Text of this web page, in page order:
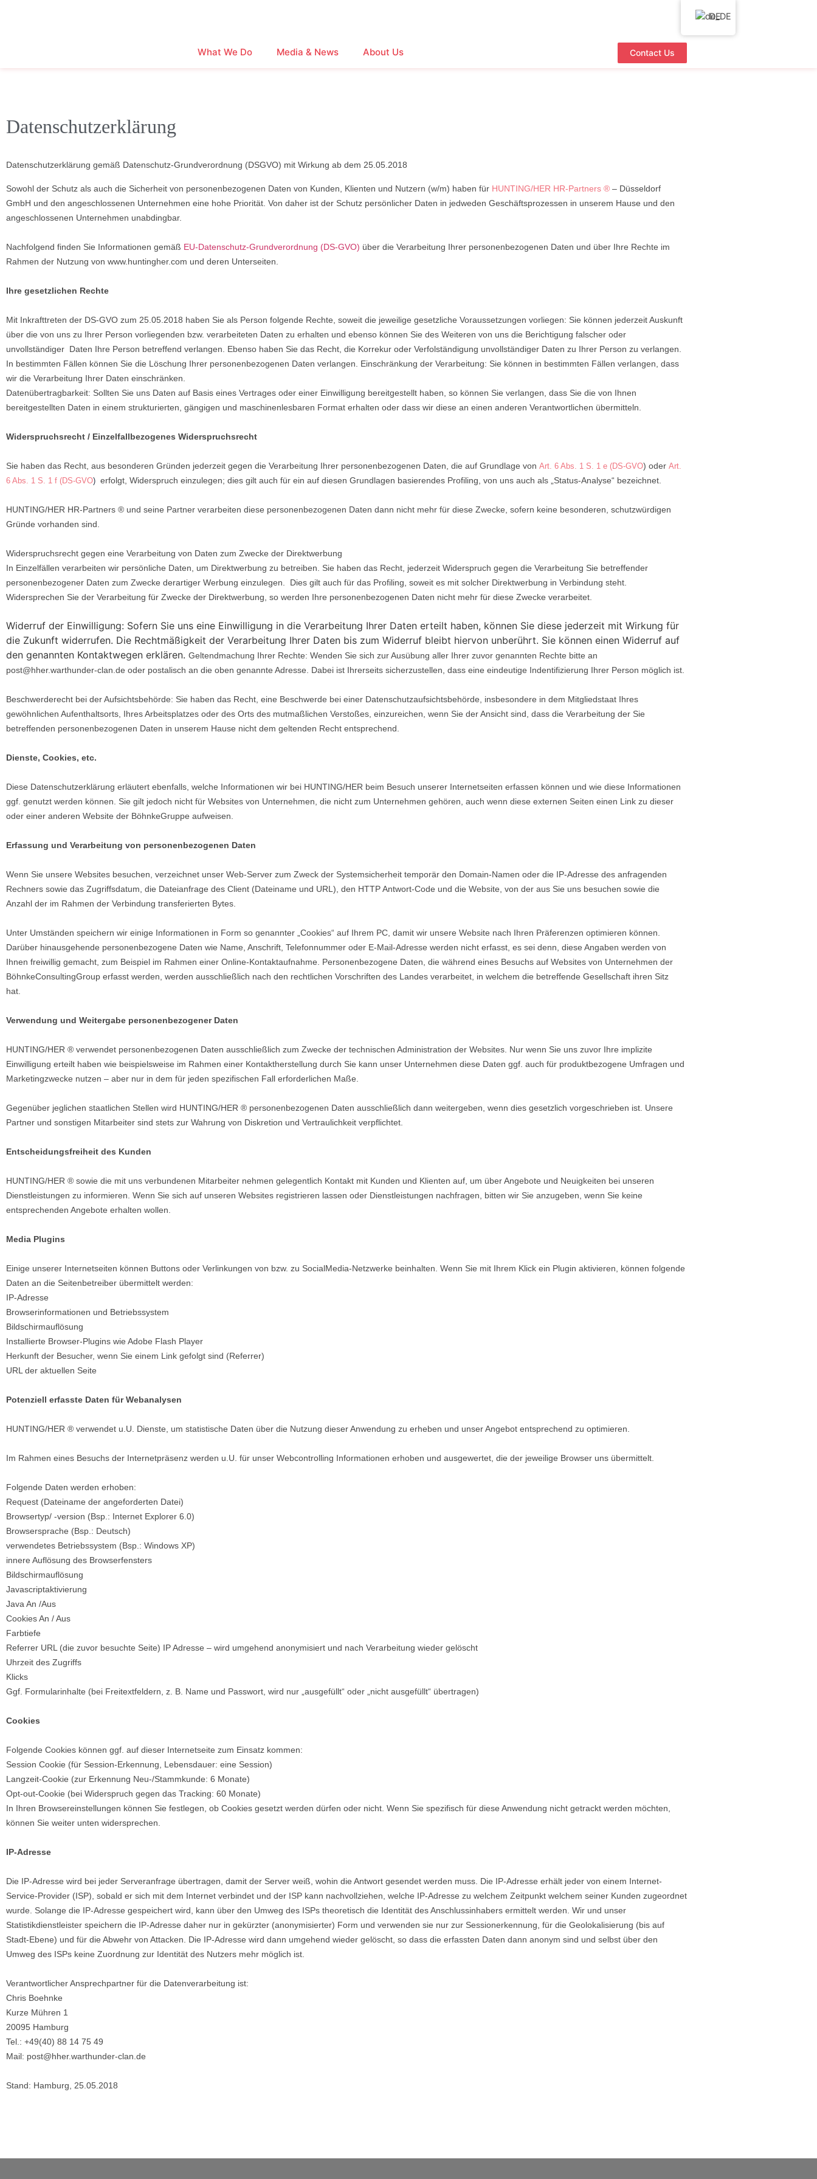
What We Do Media & News About Us Contact Us
Datenschutzerklärung
Datenschutzerklärung gemäß Datenschutz-Grundverordnung (DSGVO) mit Wirkung ab dem 25.05.2018
Sowohl der Schutz als auch die Sicherheit von personenbezogenen Daten von Kunden, Klienten und Nutzern (w/m) haben für HUNTING/HER HR-Partners ® – Düsseldorf
GmbH und den angeschlossenen Unternehmen eine hohe Priorität. Von daher ist der Schutz persönlicher Daten in jedweden Geschäftsprozessen in unserem Hause und den
angeschlossenen Unternehmen unabdingbar.
Nachfolgend finden Sie Informationen gemäß EU-Datenschutz-Grundverordnung (DS-GVO) über die Verarbeitung Ihrer personenbezogenen Daten und über Ihre Rechte im
Rahmen der Nutzung von www.huntingher.com und deren Unterseiten.
Ihre gesetzlichen Rechte
Mit Inkrafttreten der DS-GVO zum 25.05.2018 haben Sie als Person folgende Rechte, soweit die jeweilige gesetzliche Voraussetzungen vorliegen: Sie können jederzeit Auskunft
über die von uns zu Ihrer Person vorliegenden bzw. verarbeiteten Daten zu erhalten und ebenso können Sie des Weiteren von uns die Berichtigung falscher oder
unvollständiger Daten Ihre Person betreffend verlangen. Ebenso haben Sie das Recht, die Korrekur oder Verfolständigung unvollständiger Daten zu Ihrer Person zu verlangen.
In bestimmten Fällen können Sie die Löschung Ihrer personenbezogenen Daten verlangen. Einschränkung der Verarbeitung: Sie können in bestimmten Fällen verlangen, dass
wir die Verarbeitung Ihrer Daten einschränken.
Datenübertragbarkeit: Sollten Sie uns Daten auf Basis eines Vertrages oder einer Einwilligung bereitgestellt haben, so können Sie verlangen, dass Sie die von Ihnen
bereitgestellten Daten in einem strukturierten, gängigen und maschinenlesbaren Format erhalten oder dass wir diese an einen anderen Verantwortlichen übermitteln.
Widerspruchsrecht / Einzelfallbezogenes Widerspruchsrecht
Sie haben das Recht, aus besonderen Gründen jederzeit gegen die Verarbeitung Ihrer personenbezogenen Daten, die auf Grundlage von Art. 6 Abs. 1 S. 1 e (DS-GVO) oder Art.
6 Abs. 1 S. 1 f (DS-GVO) erfolgt, Widerspruch einzulegen; dies gilt auch für ein auf diesen Grundlagen basierendes Profiling, von uns auch als „Status-Analyse“ bezeichnet.
HUNTING/HER HR-Partners ® und seine Partner verarbeiten diese personenbezogenen Daten dann nicht mehr für diese Zwecke, sofern keine besonderen, schutzwürdigen
Gründe vorhanden sind.
Widerspruchsrecht gegen eine Verarbeitung von Daten zum Zwecke der Direktwerbung
In Einzelfällen verarbeiten wir persönliche Daten, um Direktwerbung zu betreiben. Sie haben das Recht, jederzeit Widerspruch gegen die Verarbeitung Sie betreffender
personenbezogener Daten zum Zwecke derartiger Werbung einzulegen. Dies gilt auch für das Profiling, soweit es mit solcher Direktwerbung in Verbindung steht.
Widersprechen Sie der Verarbeitung für Zwecke der Direktwerbung, so werden Ihre personenbezogenen Daten nicht mehr für diese Zwecke verarbeitet.
Widerruf der Einwilligung: Sofern Sie uns eine Einwilligung in die Verarbeitung Ihrer Daten erteilt haben, können Sie diese jederzeit mit Wirkung für
die Zukunft widerrufen. Die Rechtmäßigkeit der Verarbeitung Ihrer Daten bis zum Widerruf bleibt hiervon unberührt. Sie können einen Widerruf auf
den genannten Kontaktwegen erklären. Geltendmachung Ihrer Rechte: Wenden Sie sich zur Ausübung aller Ihrer zuvor genannten Rechte bitte an
post@hher.warthunder-clan.de oder postalisch an die oben genannte Adresse. Dabei ist Ihrerseits sicherzustellen, dass eine eindeutige Indentifizierung Ihrer Person möglich ist.
Beschwerderecht bei der Aufsichtsbehörde: Sie haben das Recht, eine Beschwerde bei einer Datenschutzaufsichtsbehörde, insbesondere in dem Mitgliedstaat Ihres
gewöhnlichen Aufenthaltsorts, Ihres Arbeitsplatzes oder des Orts des mutmaßlichen Verstoßes, einzureichen, wenn Sie der Ansicht sind, dass die Verarbeitung der Sie
betreffenden personenbezogenen Daten in unserem Hause nicht dem geltenden Recht entsprechend.
Dienste, Cookies, etc.
Diese Datenschutzerklärung erläutert ebenfalls, welche Informationen wir bei HUNTING/HER beim Besuch unserer Internetseiten erfassen können und wie diese Informationen
ggf. genutzt werden können. Sie gilt jedoch nicht für Websites von Unternehmen, die nicht zum Unternehmen gehören, auch wenn diese externen Seiten einen Link zu dieser
oder einer anderen Website der BöhnkeGruppe aufweisen.
Erfassung und Verarbeitung von personenbezogenen Daten
Wenn Sie unsere Websites besuchen, verzeichnet unser Web-Server zum Zweck der Systemsicherheit temporär den Domain-Namen oder die IP-Adresse des anfragenden
Rechners sowie das Zugriffsdatum, die Dateianfrage des Client (Dateiname und URL), den HTTP Antwort-Code und die Website, von der aus Sie uns besuchen sowie die
Anzahl der im Rahmen der Verbindung transferierten Bytes.
Unter Umständen speichern wir einige Informationen in Form so genannter „Cookies“ auf Ihrem PC, damit wir unsere Website nach Ihren Präferenzen optimieren können.
Darüber hinausgehende personenbezogene Daten wie Name, Anschrift, Telefonnummer oder E-Mail-Adresse werden nicht erfasst, es sei denn, diese Angaben werden von
Ihnen freiwillig gemacht, zum Beispiel im Rahmen einer Online-Kontaktaufnahme. Personenbezogene Daten, die während eines Besuchs auf Websites von Unternehmen der
BöhnkeConsultingGroup erfasst werden, werden ausschließlich nach den rechtlichen Vorschriften des Landes verarbeitet, in welchem die betreffende Gesellschaft ihren Sitz
hat.
Verwendung und Weitergabe personenbezogener Daten
HUNTING/HER ® verwendet personenbezogenen Daten ausschließlich zum Zwecke der technischen Administration der Websites. Nur wenn Sie uns zuvor Ihre implizite
Einwilligung erteilt haben wie beispielsweise im Rahmen einer Kontaktherstellung durch Sie kann unser Unternehmen diese Daten ggf. auch für produktbezogene Umfragen und
Marketingzwecke nutzen – aber nur in dem für jeden spezifischen Fall erforderlichen Maße.
Gegenüber jeglichen staatlichen Stellen wird HUNTING/HER ® personenbezogenen Daten ausschließlich dann weitergeben, wenn dies gesetzlich vorgeschrieben ist. Unsere
Partner und sonstigen Mitarbeiter sind stets zur Wahrung von Diskretion und Vertraulichkeit verpflichtet.
Entscheidungsfreiheit des Kunden
HUNTING/HER ® sowie die mit uns verbundenen Mitarbeiter nehmen gelegentlich Kontakt mit Kunden und Klienten auf, um über Angebote und Neuigkeiten bei unseren
Dienstleistungen zu informieren. Wenn Sie sich auf unseren Websites registrieren lassen oder Dienstleistungen nachfragen, bitten wir Sie anzugeben, wenn Sie keine
entsprechenden Angebote erhalten wollen.
Media Plugins
Einige unserer Internetseiten können Buttons oder Verlinkungen von bzw. zu SocialMedia-Netzwerke beinhalten. Wenn Sie mit Ihrem Klick ein Plugin aktivieren, können folgende
Daten an die Seitenbetreiber übermittelt werden:
IP-Adresse
Browserinformationen und Betriebssystem
Bildschirmauflösung
Installierte Browser-Plugins wie Adobe Flash Player
Herkunft der Besucher, wenn Sie einem Link gefolgt sind (Referrer)
URL der aktuellen Seite
Potenziell erfasste Daten für Webanalysen
HUNTING/HER ® verwendet u.U. Dienste, um statistische Daten über die Nutzung dieser Anwendung zu erheben und unser Angebot entsprechend zu optimieren.
Im Rahmen eines Besuchs der Internetpräsenz werden u.U. für unser Webcontrolling Informationen erhoben und ausgewertet, die der jeweilige Browser uns übermittelt.
Folgende Daten werden erhoben:
Request (Dateiname der angeforderten Datei)
Browsertyp/ -version (Bsp.: Internet Explorer 6.0)
Browsersprache (Bsp.: Deutsch)
verwendetes Betriebssystem (Bsp.: Windows XP)
innere Auflösung des Browserfensters
Bildschirmauflösung
Javascriptaktivierung
Java An /Aus
Cookies An / Aus
Farbtiefe
Referrer URL (die zuvor besuchte Seite) IP Adresse – wird umgehend anonymisiert und nach Verarbeitung wieder gelöscht
Uhrzeit des Zugriffs
Klicks
Ggf. Formularinhalte (bei Freitextfeldern, z. B. Name und Passwort, wird nur „ausgefüllt“ oder „nicht ausgefüllt“ übertragen)
Cookies
Folgende Cookies können ggf. auf dieser Internetseite zum Einsatz kommen:
Session Cookie (für Session-Erkennung, Lebensdauer: eine Session)
Langzeit-Cookie (zur Erkennung Neu-/Stammkunde: 6 Monate)
Opt-out-Cookie (bei Widerspruch gegen das Tracking: 60 Monate)
In Ihren Browsereinstellungen können Sie festlegen, ob Cookies gesetzt werden dürfen oder nicht. Wenn Sie spezifisch für diese Anwendung nicht getrackt werden möchten,
können Sie weiter unten widersprechen.
IP-Adresse
Die IP-Adresse wird bei jeder Serveranfrage übertragen, damit der Server weiß, wohin die Antwort gesendet werden muss. Die IP-Adresse erhält jeder von einem Internet-
Service-Provider (ISP), sobald er sich mit dem Internet verbindet und der ISP kann nachvollziehen, welche IP-Adresse zu welchem Zeitpunkt welchem seiner Kunden zugeordnet
wurde. Solange die IP-Adresse gespeichert wird, kann über den Umweg des ISPs theoretisch die Identität des Anschlussinhabers ermittelt werden. Wir und unser
Statistikdienstleister speichern die IP-Adresse daher nur in gekürzter (anonymisierter) Form und verwenden sie nur zur Sessionerkennung, für die Geolokalisierung (bis auf
Stadt-Ebene) und für die Abwehr von Attacken. Die IP-Adresse wird dann umgehend wieder gelöscht, so dass die erfassten Daten dann anonym sind und selbst über den
Umweg des ISPs keine Zuordnung zur Identität des Nutzers mehr möglich ist.
Verantwortlicher Ansprechpartner für die Datenverarbeitung ist:
Chris Boehnke
Kurze Mühren 1
20095 Hamburg
Tel.: +49(40) 88 14 75 49
Mail: post@hher.warthunder-clan.de
Stand: Hamburg, 25.05.2018
DE